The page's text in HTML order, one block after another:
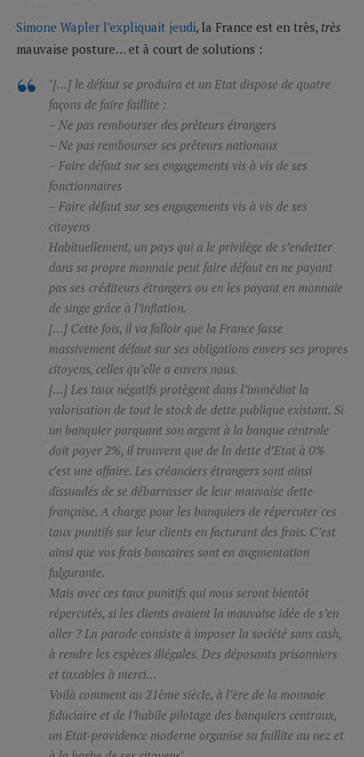
Simone Wapler l’expliquait jeudi, la France est en très, très
mauvaise posture… et à court de solutions :
"[…] le défaut se produira et un Etat dispose de quatre
façons de faire faillite :
– Ne pas rembourser des prêteurs étrangers
– Ne pas rembourser ses prêteurs nationaux
– Faire défaut sur ses engagements vis à vis de ses
fonctionnaires
– Faire défaut sur ses engagements vis à vis de ses
citoyens
Habituellement, un pays qui a le privilège de s’endetter
dans sa propre monnaie peut faire défaut en ne payant
pas ses créditeurs étrangers ou en les payant en monnaie
de singe grâce à l’inflation.
[…] Cette fois, il va falloir que la France fasse
massivement défaut sur ses obligations envers ses propres
citoyens, celles qu’elle a envers nous.
[…] Les taux négatifs protègent dans l’immédiat la
valorisation de tout le stock de dette publique existant. Si
un banquier parquant son argent à la banque centrale
doit payer 2%, il trouvera que de la dette d’Etat à 0%
c’est une affaire. Les créanciers étrangers sont ainsi
dissuadés de se débarrasser de leur mauvaise dette
française. A charge pour les banquiers de répercuter ces
taux punitifs sur leur clients en facturant des frais. C’est
ainsi que vos frais bancaires sont en augmentation
fulgurante.
Mais avec ces taux punitifs qui nous seront bientôt
répercutés, si les clients avaient la mauvaise idée de s’en
aller ? La parade consiste à imposer la société sans cash,
à rendre les espèces illégales. Des déposants prisonniers
et taxables à merci…
Voilà comment au 21ème siècle, à l’ère de la monnaie
fiduciaire et de l’habile pilotage des banquiers centraux,
un Etat-providence moderne organise sa faillite au nez et